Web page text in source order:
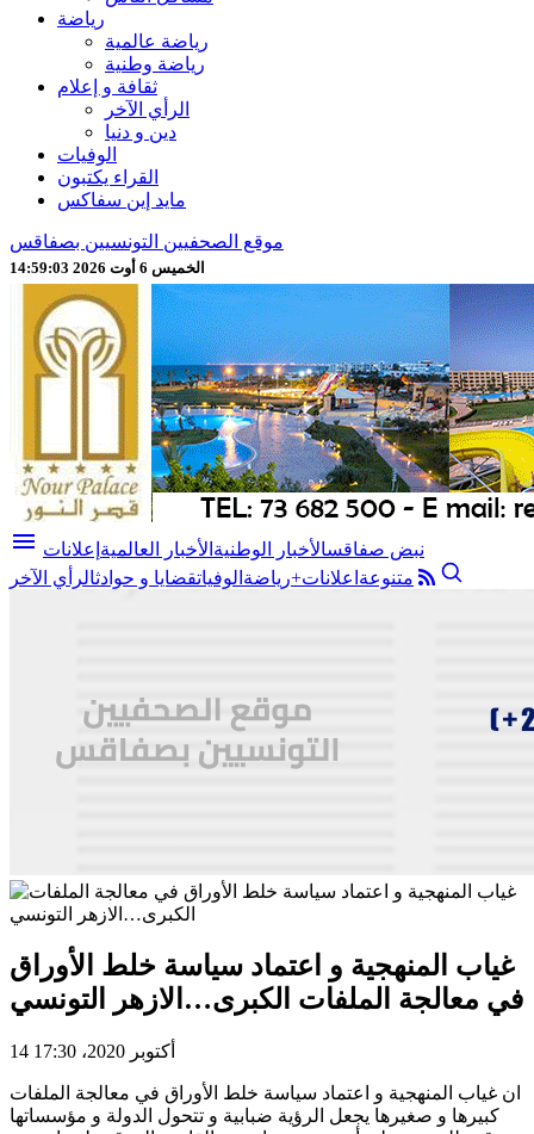
رياضة
رياضة عالمية
رياضة وطنية
ثقافة و إعلام
الرأي الآخر
دين و دنيا
الوفيات
القراء يكتبون
مايد إين سفاكس
موقع الصحفيين التونسيين بصفاقس
الخميس 6 أوت 2026 14:59:05
menu نبض صفاقسالأخبار الوطنية الأخبار العالمية إعلانات
متنوعة اعلانات+رياضة الوفياتقضايا و حوادثالرأي الآخر
غياب المنهجية و اعتماد سياسة خلط الأوراق
في معالجة الملفات الكبرى…الازهر التونسي
14 أكتوبر 2020، 17:30
ان غياب المنهجية و اعتماد سياسة خلط الأوراق في معالجة الملفات
كبيرها و صغيرها يجعل الرؤية ضبابية و تتحول الدولة و مؤسساتها